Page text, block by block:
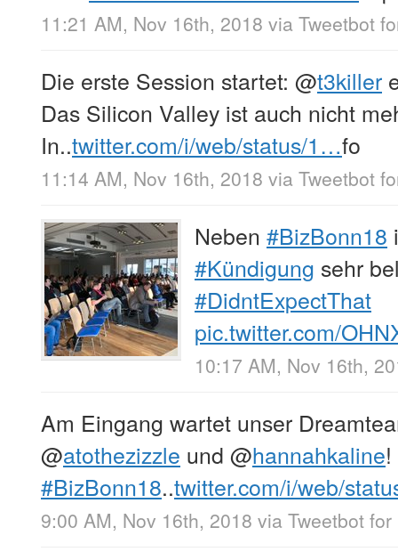
11:21 AM, Nov 16th, 2018 via Tweetbot
Die erste Session startet: @t3killer
Das Silicon Valley ist auch nicht
In..twitter.com/i/web/status/1…fo
11:14 AM, Nov 16th, 2018 via Tweetbot
Neben #BizBonn18
#Kündigung sehr
#DidntExpectThat
pic.twitter.com/
10:17 AM, Nov 16th,
Am Eingang wartet unser
@atothezizzle und @hannahkaline
#BizBonn18..twitter.com/i/web/
9:00 AM, Nov 16th, 2018 via Tweetbot